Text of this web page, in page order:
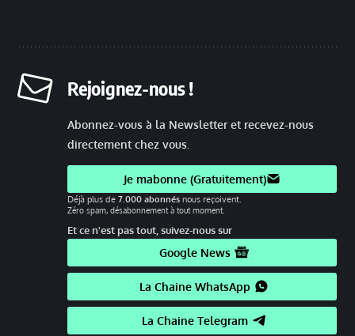
Rejoignez-nous !
Abonnez-vous à la Newsletter et recevez-nous
directement chez vous.
Je mabonne (Gratuitement)
Déjà plus de 7.000 abonnés nous reçoivent.
Zéro spam, désabonnement à tout moment.
Et ce n'est pas tout, suivez-nous sur
Google News
La Chaine WhatsApp
La Chaine Telegram